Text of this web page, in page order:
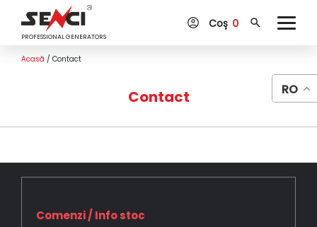
PROFESSIONAL GENERATORS
Coș 0
Acasă / Contact
Contact
Comenzi / Info stoc
RO